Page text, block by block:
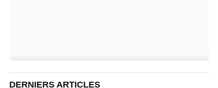
DERNIERS ARTICLES